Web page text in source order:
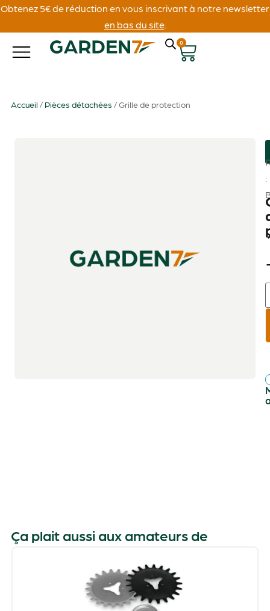
Obtenez 5€ de réduction en vous inscrivant à notre newsletter
en bas du site.
0
Accueil / Pièces détachées / Grille de protection
:
Ça plait aussi aux amateurs de